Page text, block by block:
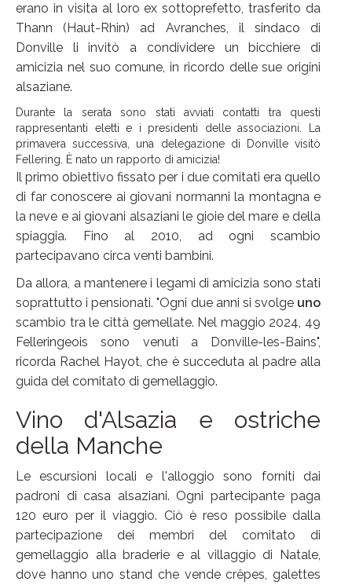
erano in visita al loro ex sottoprefetto, trasferito da
Thann (Haut-Rhin) ad Avranches, il sindaco di
Donville li invitò a condividere un bicchiere di
amicizia nel suo comune, in ricordo delle sue origini
alsaziane.
Durante la serata sono stati avviati contatti tra questi
rappresentanti eletti e i presidenti delle associazioni. La
primavera successiva, una delegazione di Donville visitò
Fellering. È nato un rapporto di amicizia!
Il primo obiettivo fissato per i due comitati era quello
di far conoscere ai giovani normanni la montagna e
la neve e ai giovani alsaziani le gioie del mare e della
spiaggia. Fino al 2010, ad ogni scambio
partecipavano circa venti bambini.
Da allora, a mantenere i legami di amicizia sono stati
soprattutto i pensionati. "Ogni due anni si svolge uno
scambio tra le città gemellate. Nel maggio 2024, 49
Felleringeois sono venuti a Donville-les-Bains",
ricorda Rachel Hayot, che è succeduta al padre alla
guida del comitato di gemellaggio.
Vino d'Alsazia e ostriche
della Manche
Le escursioni locali e l'alloggio sono forniti dai
padroni di casa alsaziani. Ogni partecipante paga
120 euro per il viaggio. Ciò è reso possibile dalla
partecipazione dei membri del comitato di
gemellaggio alla braderie e al villaggio di Natale,
dove hanno uno stand che vende crêpes, galettes